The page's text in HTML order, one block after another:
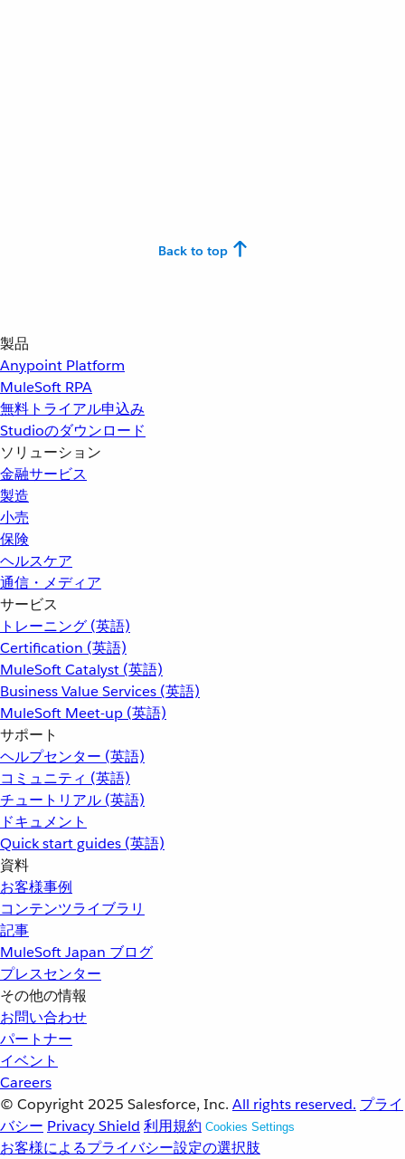
Back to top
製品
Anypoint Platform
MuleSoft RPA
無料トライアル申込み
Studioのダウンロード
ソリューション
金融サービス
製造
小売
保険
ヘルスケア
通信・メディア
サービス
トレーニング (英語)
Certification (英語)
MuleSoft Catalyst (英語)
Business Value Services (英語)
MuleSoft Meet-up (英語)
サポート
ヘルプセンター (英語)
コミュニティ (英語)
チュートリアル (英語)
ドキュメント
Quick start guides (英語)
資料
お客様事例
コンテンツライブラリ
記事
MuleSoft Japan ブログ
プレスセンター
その他の情報
お問い合わせ
パートナー
イベント
Careers
© Copyright 2025 Salesforce, Inc. All rights reserved. プライ
バシー Privacy Shield 利用規約 Cookies Settings
お客様によるプライバシー設定の選択肢